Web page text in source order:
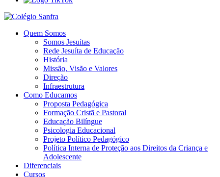
Quem Somos
Somos Jesuítas
Rede Jesuíta de Educação
História
Missão, Visão e Valores
Direção
Infraestrutura
Como Educamos
Proposta Pedagógica
Formação Cristã e Pastoral
Educação Bilíngue
Psicologia Educacional
Projeto Político Pedagógico
Política Interna de Proteção aos Direitos da Criança e
Adolescente
Diferenciais
Cursos